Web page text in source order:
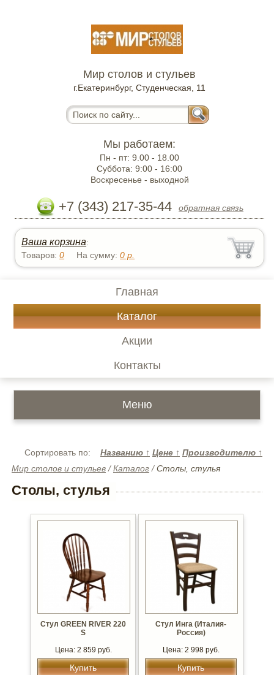
Мир столов и стульев
г.Екатеринбург, Студенческая, 11
Мы работаем:
Пн - пт:9.00 - 18.00
Суббота:9:00 - 16:00
Воскресенье - выходной
+7 (343) 217-35-44 обратная связь
Ваша корзина:
Товаров:0 На сумму:0 р.
Главная
Каталог
Акции
Контакты
Меню
Сортировать по: Названию ↑ Цене ↑ Производителю ↑
Мир столов и стульев /Каталог /Столы, стулья
Столы, стулья
Стул GREEN RIVER 220
S
Цена: 2 859 руб.
Купить
Стул Инга (Италия-
Россия)
Цена: 2 998 руб.
Купить